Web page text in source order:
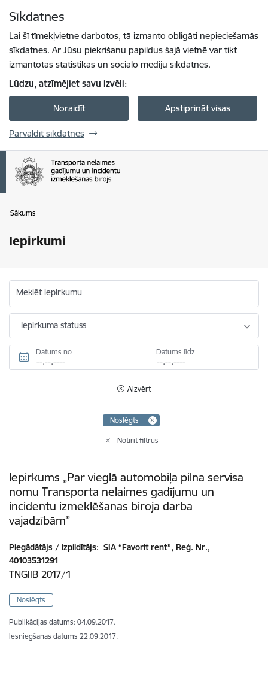
Sīkdatnes
Lai šī tīmekļvietne darbotos, tā izmanto obligāti nepieciešamās
sīkdatnes. Ar Jūsu piekrišanu papildus šajā vietnē var tikt
izmantotas statistikas un sociālo mediju sīkdatnes.
Lūdzu, atzīmējiet savu izvēli:
Noraidīt Apstiprināt visas
Pārvaldīt sīkdatnes
Sākums
Iepirkumi
Meklēt iepirkumu
Iepirkuma statuss
Datums no Datums līdz
Aizvērt
Noslēgts
Notīrīt filtrus
Iepirkums „Par vieglā automobiļa pilna servisa
nomu Transporta nelaimes gadījumu un
incidentu izmeklēšanas biroja darba
vajadzībām”
Piegādātājs / izpildītājs: SIA “Favorit rent”, Reģ. Nr.,
40103531291
TNGIIB 2017/1
Noslēgts
Publikācijas datums: 04.09.2017.
Iesniegšanas datums 22.09.2017.